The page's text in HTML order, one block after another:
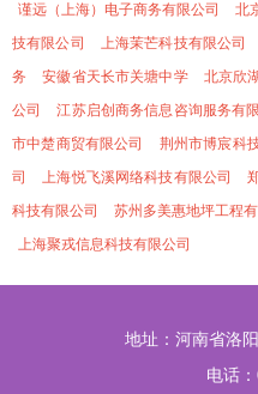
谨远（上海）电子商务有限公司
北
技有限公司
上海茉芒科技有限公司
务
安徽省天长市关塘中学 北京欣
公司
江苏启创商务信息咨询服务有
市中楚商贸有限公司
荆州市博宸科
司
上海悦飞溪网络科技有限公司
科技有限公司
苏州多美惠地坪工程
上海聚戎信息科技有限公司
地址：河南省洛
电话